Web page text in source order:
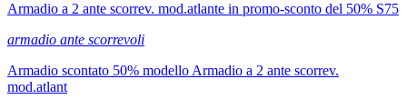
Armadio a 2 ante scorrev. mod.atlante in promo-sconto del 50% S75
armadio ante scorrevoli
Armadio scontato 50% modello Armadio a 2 ante scorrev.
mod.atlant